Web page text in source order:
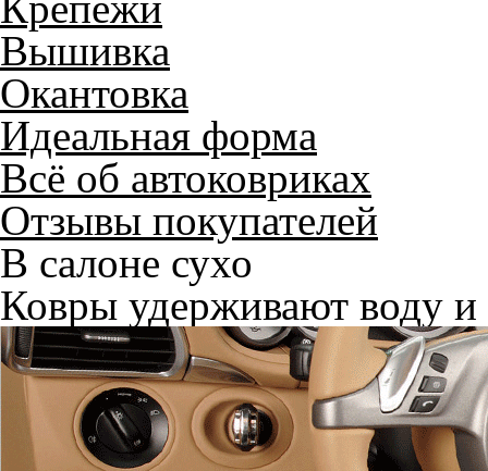
Вышивка
Окантовка
Идеальная форма
Всё об автоковриках
Отзывы покупателей
В салоне сухо
Ковры удерживают воду и